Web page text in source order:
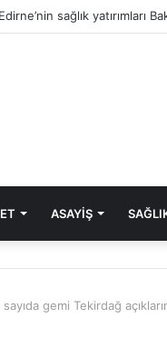
Edirne’nin sağlık yatırımları
ASAYIŞ
gemi Tekirdağ